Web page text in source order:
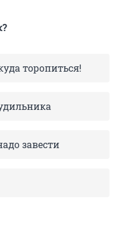
торопиться!
завести